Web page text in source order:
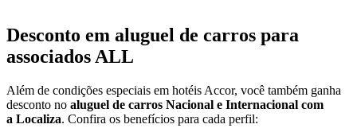
Desconto em aluguel de carros para
associados ALL
Além de condições especiais em hotéis Accor, você também ganha
desconto no aluguel de carros Nacional e Internacional com
a Localiza. Confira os benefícios para cada perfil: